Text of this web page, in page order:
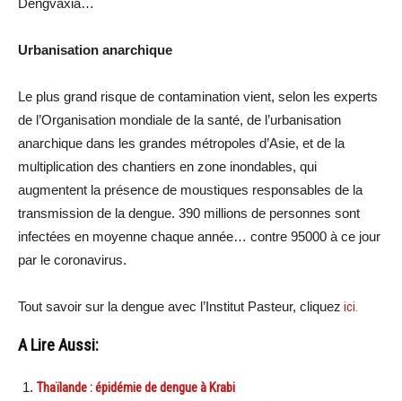
Dengvaxia…
Urbanisation anarchique
Le plus grand risque de contamination vient, selon les experts
de l’Organisation mondiale de la santé, de l’urbanisation
anarchique dans les grandes métropoles d’Asie, et de la
multiplication des chantiers en zone inondables, qui
augmentent la présence de moustiques responsables de la
transmission de la dengue. 390 millions de personnes sont
infectées en moyenne chaque année… contre 95000 à ce jour
par le coronavirus.
Tout savoir sur la dengue avec l’Institut Pasteur, cliquez ici.
A Lire Aussi:
Thaïlande : épidémie de dengue à Krabi